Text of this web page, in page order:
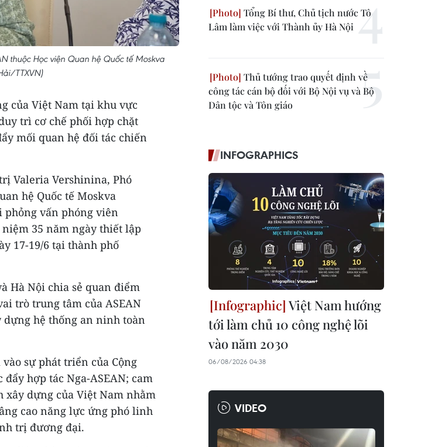
thuộc Học viện Quan hệ Quốc tế Moskva
TTXVN)
của Việt Nam tại khu vực
trì cơ chế phối hợp chặt
mối quan hệ đối tác chiến
Valeria Vershinina, Phó
hệ Quốc tế Moskva
phỏng vấn phóng viên
35 năm ngày thiết lập
17-19/6 tại thành phố
Hà Nội chia sẻ quan điểm
trò trung tâm của ASEAN
hệ thống an ninh toàn
sự phát triển của Cộng
hợp tác Nga-ASEAN; cam
xây dựng của Việt Nam nhằm
cao năng lực ứng phó linh
trị đương đại.
Tổng Bí thư, Chủ tịch nước Tô
Lâm làm việc với Thành ủy Hà Nội
Thủ tướng trao quyết định về
công tác cán bộ đối với Bộ Nội vụ và Bộ
Dân tộc và Tôn giáo
INFOGRAPHICS
Việt Nam hướng
tới làm chủ 10 công nghệ lõi
vào năm 2030
06/08/2026 04:38
VIDEO